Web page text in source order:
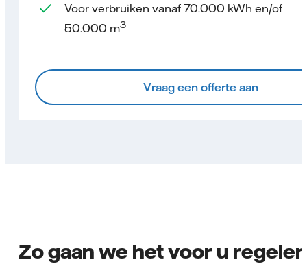
Voor verbruiken vanaf 70.000 kWh en/of
50.000 m3
Vraag een offerte aan
Zo gaan we het voor u regelen